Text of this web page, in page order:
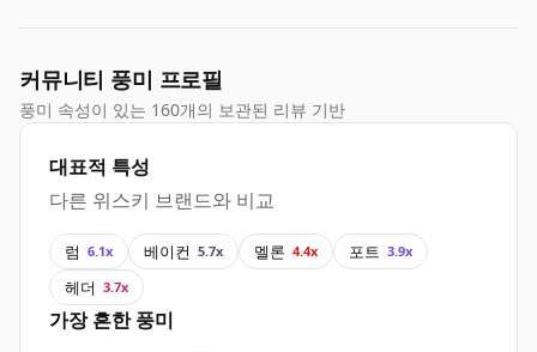
커뮤니티 풍미 프로필
풍미 속성이 있는 160개의 보관된 리뷰 기반
대표적 특성
다른 위스키 브랜드와 비교
럼 6.1x 베이컨 5.7x 멜론 4.4x 포트 3.9x
헤더 3.7x
가장 흔한 풍미